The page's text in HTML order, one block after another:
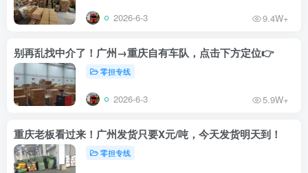
2026-6-3 9.4W+
别再乱找中介了！广州→重庆自有车队，点击下方定位👉
零担专线
2026-6-3 5.9W+
重庆老板看过来！广州发货只要X元/吨，今天发货明天到！
零担专线